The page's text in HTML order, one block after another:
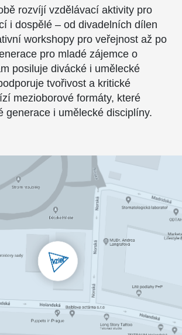
rozvíjí vzdělávací aktivity pro
i dospělé – od divadelních dílen
workshopy pro veřejnost až po
pro mladé zájemce o
posiluje divácké i umělecké
tvořivost a kritické
mezioborové formáty, které
generace i umělecké disciplíny.